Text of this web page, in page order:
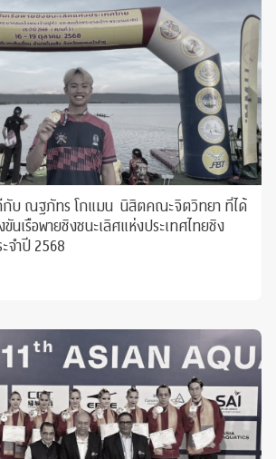
กับ ณฐภัทร โกแมน นิสิตคณะจิตวิทยา ที่ได้
ขันเรือพายชิงชนะเลิศแห่งประเทศไทยชิง
จำปี 2568